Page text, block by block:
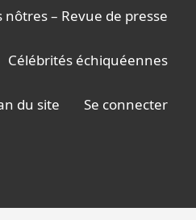
nôtres – Revue de presse
Célébrités échiquéennes
du site Se connecter